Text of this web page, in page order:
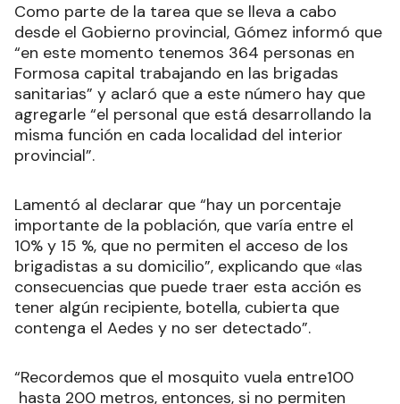
Como parte de la tarea que se lleva a cabo
desde el Gobierno provincial, Gómez informó que
“en este momento tenemos 364 personas en
Formosa capital trabajando en las brigadas
sanitarias” y aclaró que a este número hay que
agregarle “el personal que está desarrollando la
misma función en cada localidad del interior
provincial”.
Lamentó al declarar que “hay un porcentaje
importante de la población, que varía entre el
10% y 15 %, que no permiten el acceso de los
brigadistas a su domicilio”, explicando que «las
consecuencias que puede traer esta acción es
tener algún recipiente, botella, cubierta que
contenga el Aedes y no ser detectado”.
“Recordemos que el mosquito vuela entre100
hasta 200 metros, entonces, si no permiten